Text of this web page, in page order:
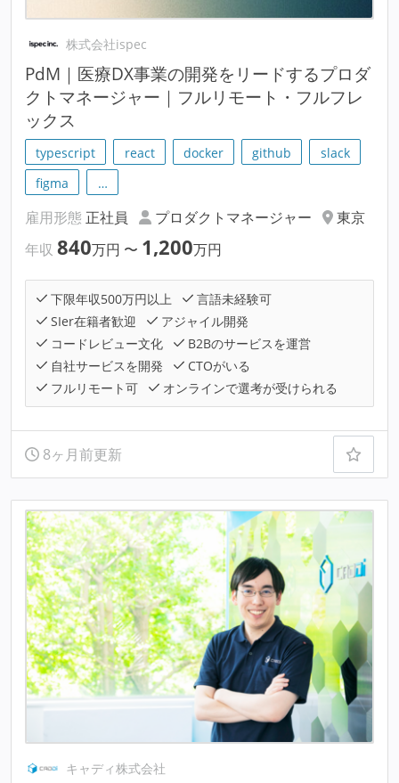
株式会社ispec
PdM｜医療DX事業の開発をリードするプロダ
クトマネージャー｜フルリモート・フルフレ
ックス
typescript react docker github
slack
figma
…
雇用形態 正社員 プロダクトマネージャー
東京
年収 840万円 〜 1,200万円
下限年収500万円以上
言語未経験可
SIer在籍者歓迎
アジャイル開発
コードレビュー文化
B2Bのサービスを運営
自社サービスを開発
CTOがいる
フルリモート可
オンラインで選考が受けられる
8ヶ月前更新
キャディ株式会社